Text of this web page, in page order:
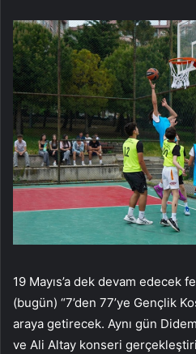
19 Mayıs’a dek devam edecek
(bugün) “7’den 77’ye Gençlik
araya getirecek. Aynı gün
ve Ali Altay konseri